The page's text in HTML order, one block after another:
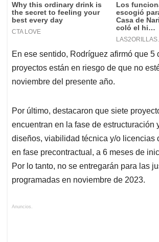
En ese sentido, Rodríguez afirmó que 5
proyectos están en riesgo de que no
noviembre del presente año.
Por último, destacaron que siete
encuentran en la fase de estructuración
diseños, viabilidad técnica y/o licencias
en fase precontractual, a 6 meses de
Por lo tanto, no se entregarán para las
programadas en noviembre de 2023.
Anuncios.